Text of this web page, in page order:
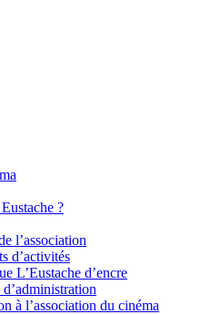
?
l’association
d’activités
L’Eustache d’encre
à l’association du cinéma